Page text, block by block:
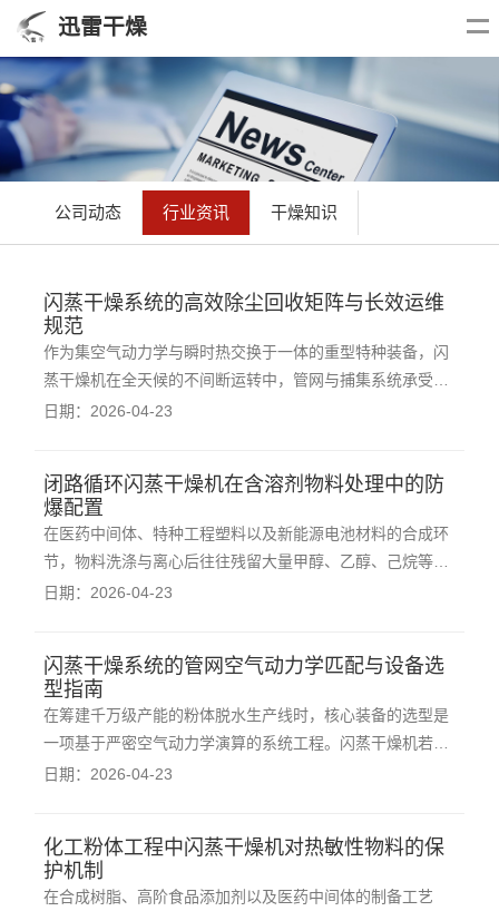
迅雷干燥
公司动态 行业资讯 干燥知识
闪蒸干燥系统的高效除尘回收矩阵与长效运维
规范
作为集空气动力学与瞬时热交换于一体的重型特种装备，闪
蒸干燥机在全天候的不间断运转中，管网与捕集系统承受着
极高频次的物理摩擦与粉尘冲击。构建一套基于预防性干预
的物料捕集系统是保障成品收率与外排达标的
日期：2026-04-23
闭路循环闪蒸干燥机在含溶剂物料处理中的防
爆配置
在医药中间体、特种工程塑料以及新能源电池材料的合成环
节，物料洗涤与离心后往往残留大量甲醇、乙醇、己烷等挥
发性有机溶剂（VOCs）。对这类极易燃爆的介质进行气流
难。闭路循环闪蒸干燥机，正是为应对此类高危复
日期：2026-04-23
闪蒸干燥系统的管网空气动力学匹配与设备选
型指南
在筹建千万级产能的粉体脱水生产线时，核心装备的选型是
一项基于严密空气动力学演算的系统工程。闪蒸干燥机若仅
凭经验估算进行管径与风机的配置，极易导致风速不足引发
系。系统总风量的推导位列选型工作的核心节点。
日期：2026-04-23
化工粉体工程中闪蒸干燥机对热敏性物料的保
护机制
在合成树脂、高阶食品添加剂以及医药中间体的制备工艺